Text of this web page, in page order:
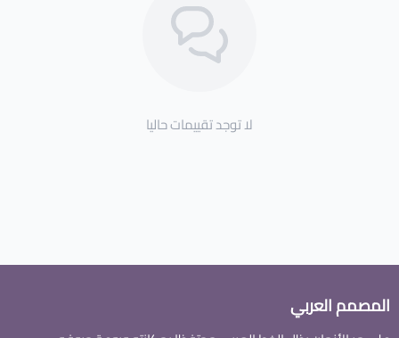
لا توجد تقييمات حاليا
المصمم العربي